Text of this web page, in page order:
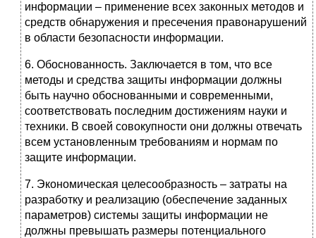
информации – применение всех законных методов и
средств обнаружения и пресечения правонарушений
в области безопасности информации.
6. Обоснованность. Заключается в том, что все
методы и средства защиты информации должны
быть научно обоснованными и современными,
соответствовать последним достижениям науки и
техники. В своей совокупности они должны отвечать
всем установленным требованиям и нормам по
защите информации.
7. Экономическая целесообразность – затраты на
разработку и реализацию (обеспечение заданных
параметров) системы защиты информации не
должны превышать размеры потенциального